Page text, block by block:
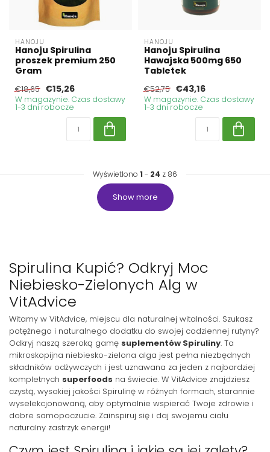
HANOJU
Hanoju Spirulina
proszek premium 250
Gram
€18,65 €15,26
W magazynie. Czas dostawy
1-3 dni robocze
HANOJU
Hanoju Spirulina
Hawajska 500mg 650
Tabletek
€52,75 €43,16
W magazynie. Czas dostawy
1-3 dni robocze
Wyświetlono 1 - 24 z 86
Show more
Spirulina Kupić? Odkryj Moc
Niebiesko-Zielonych Alg w
VitAdvice
Witamy w VitAdvice, miejscu dla naturalnej witalności. Szukasz
potężnego i naturalnego dodatku do swojej codziennej rutyny?
Odkryj naszą szeroką gamę suplementów Spiruliny. Ta
mikroskopijna niebiesko-zielona alga jest pełna niezbędnych
składników odżywczych i jest uznawana za jeden z najbardziej
kompletnych superfoods na świecie. W VitAdvice znajdziesz
czystą, wysokiej jakości Spirulinę w różnych formach, starannie
wyselekcjonowaną, aby optymalnie wspierać Twoje zdrowie i
dobre samopoczucie. Zainspiruj się i daj swojemu ciału
naturalny zastrzyk energii!